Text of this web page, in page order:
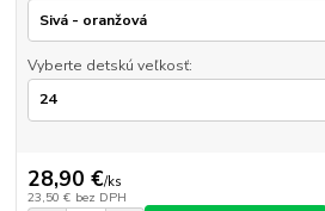
Vyberte detskú veľkosť:
28,90 €/ks
23,50 € bez DPH